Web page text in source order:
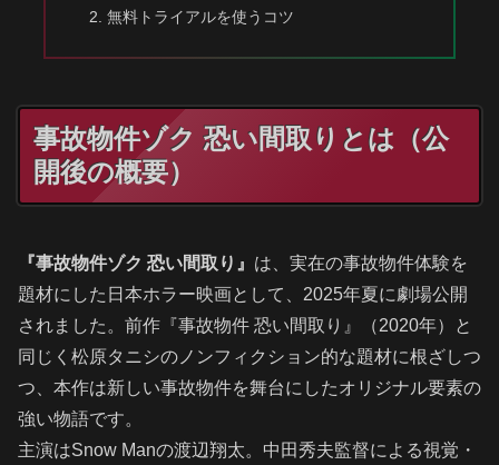
無料トライアルを使うコツ
事故物件ゾク 恐い間取りとは（公
開後の概要）
『事故物件ゾク 恐い間取り』 は、実在の事故物件体験を
題材にした日本ホラー映画として、2025年夏に劇場公開
されました。前作『事故物件 恐い間取り』（2020年）と
同じく松原タニシのノンフィクション的な題材に根ざしつ
つ、本作は新しい事故物件を舞台にしたオリジナル要素の
強い物語です。
主演はSnow Manの渡辺翔太。中田秀夫監督による視覚・